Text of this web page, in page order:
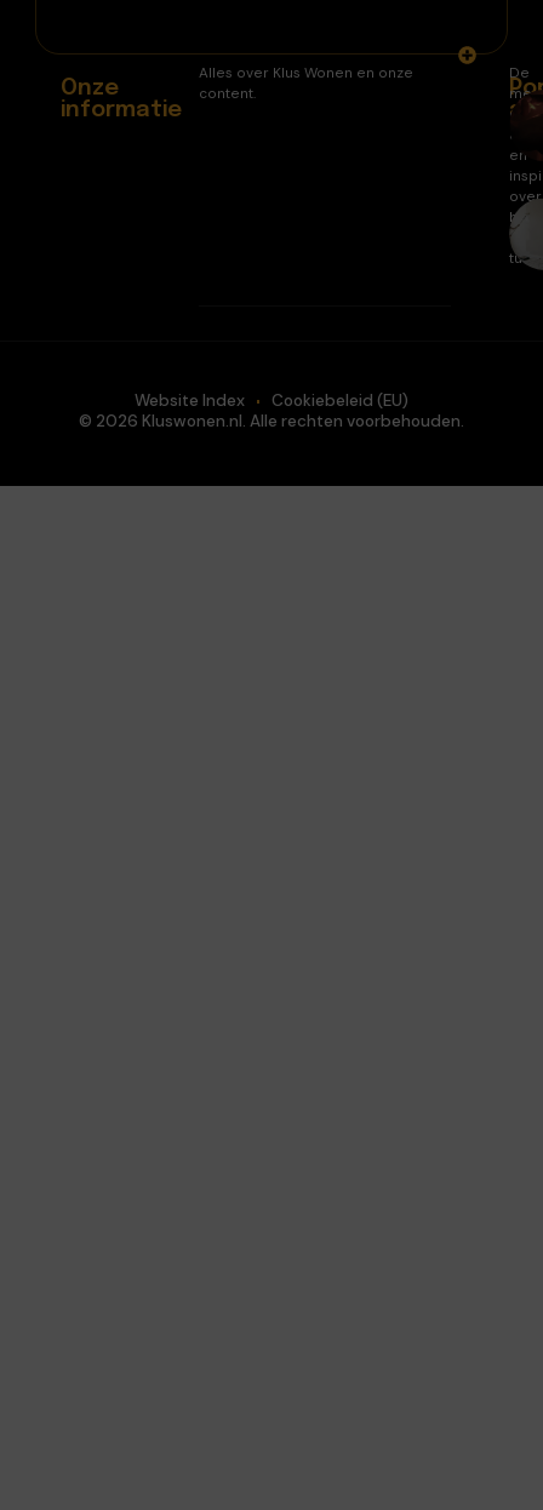
Onze
informatie
Alles over Klus Wonen en onze
content.
De
en
over
huis
en
tuin.
© 2026 Kluswonen.nl. Alle rechten voorbehouden.
Website Index Cookiebeleid (EU)